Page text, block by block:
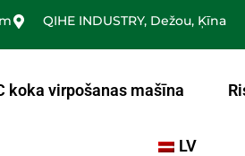
QIHE INDUSTRY, Dežou, Ķīna
koka virpošanas mašīna
LV